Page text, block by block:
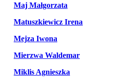
Maj Małgorzata
Matuszkiewicz Irena
Mejza Iwona
Mierzwa Waldemar
Miklis Agnieszka